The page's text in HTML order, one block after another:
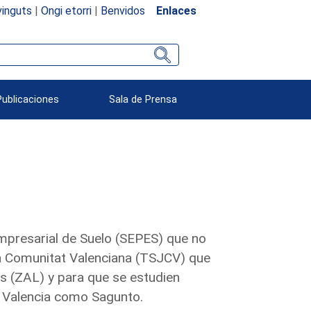
| Ongi etorri| Benvidos Enlaces
Sala de Prensa
de Suelo (SEPES) que no
Valenciana (TSJCV) que
(ZAL) y para que se estudien
como Sagunto.